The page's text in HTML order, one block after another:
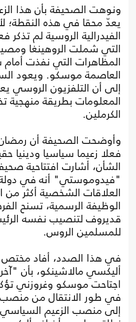
ونوهت الصحيفة بأن هذا
يعدّ محقا في هذه النقطة؛
الفيدرالية الروسية لم تذكر
التي شملت الروهينغا
المظاهرات التي نفذت
العاصمة موسكو. ويعود
إلى أن التلفزيون الروسي
المعلومات بطريقة منهجية
الكرملين.
وأوضحت الصحيفة أن
فعلا زعيما سياسيا ودينيا
الشأن، أشارت افتتاحية
"فيدوموستي" أنه في
العلاقات الشخصية أكثر من
الوظيفة الرسمية، تسنح
قديروف لتنصيب نفسه
للمسلمين الروس.
في هذا الصدد، أفاد
أليكسي مالاشينكو، بأن
اجتاحت موسكو وغروزني
في طور الانتقال من منصب
إلى منصب الزعيم